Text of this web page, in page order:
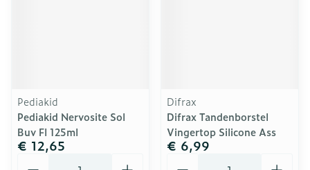
Pediakid
Pediakid Nervosite Sol
Buv Fl 125ml
€ 12,65
Difrax
Difrax Tandenborstel
Vingertop Silicone Ass
€ 6,99